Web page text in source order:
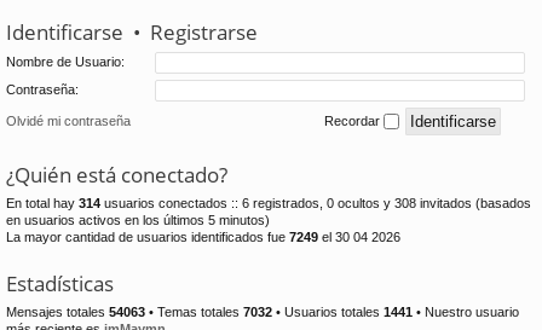
Identificarse • Registrarse
Nombre de Usuario:
Contraseña:
Olvidé mi contraseña Recordar
¿Quién está conectado?
En total hay 314 usuarios conectados :: 6 registrados, 0 ocultos y 308 invitados (basados
en usuarios activos en los últimos 5 minutos)
La mayor cantidad de usuarios identificados fue 7249 el 30 04 2026
Estadísticas
Mensajes totales 54063 • Temas totales 7032 • Usuarios totales 1441 • Nuestro usuario